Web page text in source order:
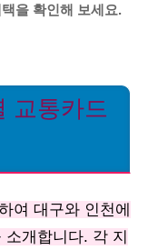
을 확인해 보세요.
교통카드
여 대구와 인천에
개합니다. 각 지